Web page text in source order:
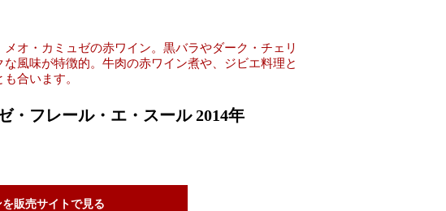
オ・カミュゼの赤ワイン。黒バラやダーク・チェリ
風味が特徴的。牛肉の赤ワイン煮や、ジビエ料理と
合います。
・フレール・エ・スール 2014年
販売サイトで見る